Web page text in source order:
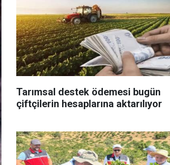
Tarımsal destek ödemesi bugün
çiftçilerin hesaplarına aktarılıyor